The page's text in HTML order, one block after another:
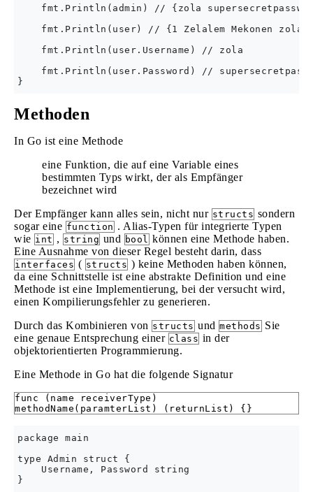
fmt.Println(admin) // {zola
    fmt.Println(user) // {1 Zelalem Mekonen
    fmt.Println(user.Username) // zola
fmt.Println(user.Password) //
Methoden
In Go ist eine Methode
eine Funktion, die auf eine Variable eines
bestimmten Typs wirkt, der als Empfänger
bezeichnet wird
Der Empfänger kann alles sein, nicht nur structs sondern
sogar eine function . Alias-Typen für integrierte Typen
wie int , string und bool können eine Methode haben.
Eine Ausnahme von dieser Regel besteht darin, dass
interfaces ( structs ) keine Methoden haben können,
da eine Schnittstelle ist eine abstrakte Definition und eine
Methode ist eine Implementierung, bei der versucht wird,
einen Kompilierungsfehler zu generieren.
Durch das Kombinieren von structs und methods Sie
eine genaue Entsprechung einer class in der
objektorientierten Programmierung.
Eine Methode in Go hat die folgende Signatur
func (name receiverType)
methodName(paramterList) (returnList) {}
package main
type Admin struct {
    Username, Password string
}